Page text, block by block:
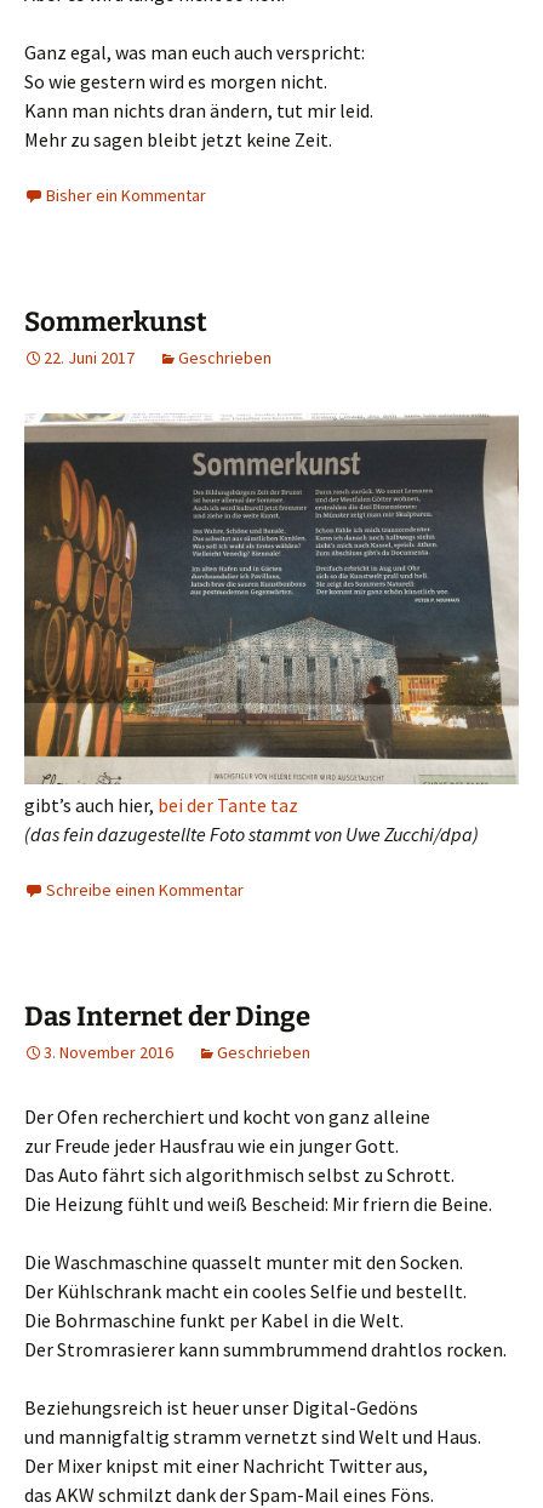
Ganz egal, was man euch auch verspricht:
So wie gestern wird es morgen nicht.
Kann man nichts dran ändern, tut mir leid.
Mehr zu sagen bleibt jetzt keine Zeit.
Bisher ein Kommentar
Sommerkunst
22. Juni 2017 Geschrieben
gibt’s auch hier, bei der Tante taz
(das fein dazugestellte Foto stammt von Uwe Zucchi/dpa)
Schreibe einen Kommentar
Das Internet der Dinge
3. November 2016 Geschrieben
Der Ofen recherchiert und kocht von ganz alleine
zur Freude jeder Hausfrau wie ein junger Gott.
Das Auto fährt sich algorithmisch selbst zu Schrott.
Die Heizung fühlt und weiß Bescheid: Mir friern die Beine.
Die Waschmaschine quasselt munter mit den Socken.
Der Kühlschrank macht ein cooles Selfie und bestellt.
Die Bohrmaschine funkt per Kabel in die Welt.
Der Stromrasierer kann summbrummend drahtlos rocken.
Beziehungsreich ist heuer unser Digital-Gedöns
und mannigfaltig stramm vernetzt sind Welt und Haus.
Der Mixer knipst mit einer Nachricht Twitter aus,
das AKW schmilzt dank der Spam-Mail eines Föns.